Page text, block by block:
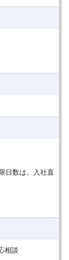
日数は、入社直
相談